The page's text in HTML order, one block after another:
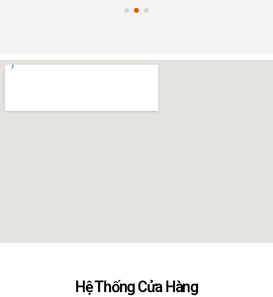
Hệ Thống Cửa Hàng